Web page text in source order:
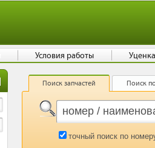
Поиск запчастей Поиск
точный поиск по
Условия работы